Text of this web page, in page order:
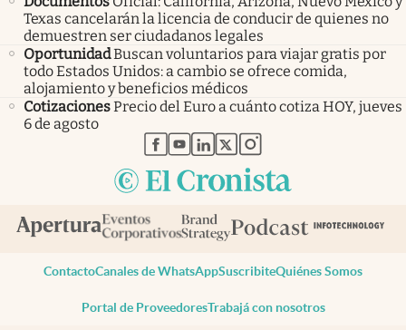
Texas cancelarán la licencia de conducir de quienes no
demuestren ser ciudadanos legales
OportunidadBuscan voluntarios para viajar gratis por
todo Estados Unidos: a cambio se ofrece comida,
alojamiento y beneficios médicos
CotizacionesPrecio del Euro a cuánto cotiza HOY, jueves
6 de agosto
abre en nueva pestaña
abre en nueva pestaña
abre en nueva pestaña
abre en nueva pestaña
abre en nueva pestaña
ContactoCanales de WhatsAppSuscribiteQuiénes Somos
Portal de ProveedoresTrabajá con nosotros